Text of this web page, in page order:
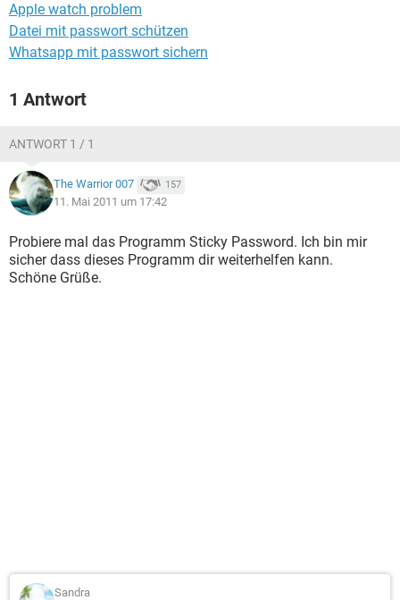
Apple watch problem
Datei mit passwort schützen
Whatsapp mit passwort sichern
1 Antwort
ANTWORT 1 / 1
The Warrior 007 157
11. Mai 2011 um 17:42
Probiere mal das Programm Sticky Password. Ich bin mir
sicher dass dieses Programm dir weiterhelfen kann.
Schöne Grüße.
Sandra